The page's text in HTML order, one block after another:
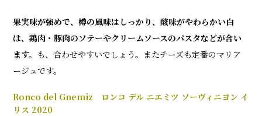
果実味が強めで、樽の風味はしっかり、酸味がやわらかい白
は、鶏肉・豚肉のソテーやクリームソースのパスタなどが合い
ます。 も、合わせやすいでしょう。またチーズも定番のマリア
ージュです。
Ronco del Gnemiz ロンコ デル ニエミツ ソーヴィニヨン イ
リス 2020